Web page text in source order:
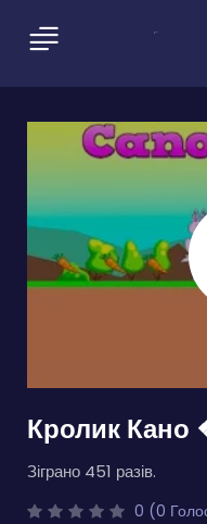
Кролик
Зіграно 451 разів.
0 (0